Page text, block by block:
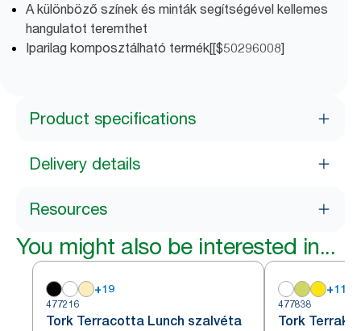
A különböző színek és minták segítségével kellemes
hangulatot teremthet
Iparilag komposztálható termék[[$50296008]
Product specifications
Delivery details
Resources
You might also be interested in...
+19
477216
Tork Terracotta Lunch szalvéta
+11
477838
Tork